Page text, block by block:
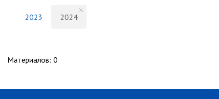
2023 2024
Материалов: 0